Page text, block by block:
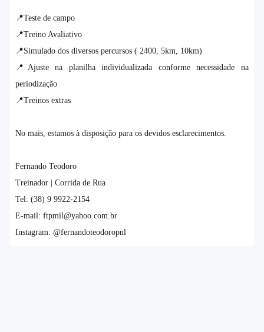
📍Teste de campo
📍Treino Avaliativo
📍Simulado dos diversos percursos ( 2400, 5km, 10km)
📍Ajuste na planilha individualizada conforme necessidade na
periodização
📍Treinos extras
No mais, estamos à disposição para os devidos esclarecimentos.
Fernando Teodoro
Treinador | Corrida de Rua
Tel: (38) 9 9922-2154
E-mail: ftpmil@yahoo.com.br
Instagram: @fernandoteodoropnl